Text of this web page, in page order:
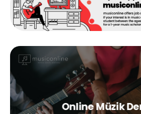
Online Müzik